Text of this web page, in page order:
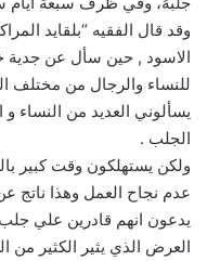
وقد قال الفقيه “بلقايد
الاسود , حين سأل عن جدية
للنساء والرجال من مختلف
يسألوني العديد من النساء
الجلب .
ولكن يستهلكون وقت كبير
عدم نجاح العمل وهذا
يدعون انهم قادرين علي
العرض الذي يثير الكثير من